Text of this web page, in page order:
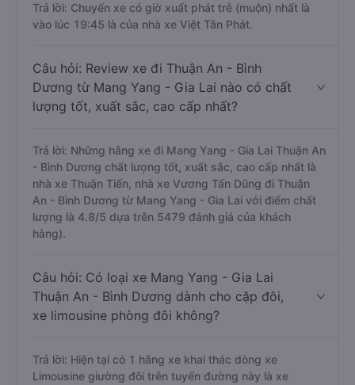
Trả lời: Chuyến xe có giờ xuất phát trễ (muộn) nhất là
vào lúc 19:45 là của nhà xe Việt Tân Phát.
Câu hỏi: Review xe đi Thuận An - Bình
Dương từ Mang Yang - Gia Lai nào có chất
lượng tốt, xuất sắc, cao cấp nhất?
Trả lời: Những hãng xe đi Mang Yang - Gia Lai Thuận An
- Bình Dương chất lượng tốt, xuất sắc, cao cấp nhất là
nhà xe Thuận Tiến, nhà xe Vương Tấn Dũng đi Thuận
An - Bình Dương từ Mang Yang - Gia Lai với điểm chất
lượng là 4.8/5 dựa trên 5479 đánh giá của khách
hàng).
Câu hỏi: Có loại xe Mang Yang - Gia Lai
Thuận An - Bình Dương dành cho cặp đôi,
xe limousine phòng đôi không?
Trả lời: Hiện tại có 1 hãng xe khai thác dòng xe
Limousine giường đôi trên tuyến đường này là xe